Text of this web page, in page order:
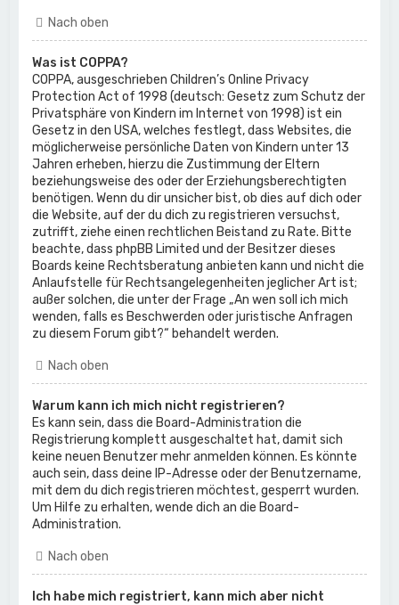
Nach oben
Was ist COPPA?
COPPA, ausgeschrieben Children’s Online Privacy
Protection Act of 1998 (deutsch: Gesetz zum Schutz der
Privatsphäre von Kindern im Internet von 1998) ist ein
Gesetz in den USA, welches festlegt, dass Websites, die
möglicherweise persönliche Daten von Kindern unter 13
Jahren erheben, hierzu die Zustimmung der Eltern
beziehungsweise des oder der Erziehungsberechtigten
benötigen. Wenn du dir unsicher bist, ob dies auf dich oder
die Website, auf der du dich zu registrieren versuchst,
zutrifft, ziehe einen rechtlichen Beistand zu Rate. Bitte
beachte, dass phpBB Limited und der Besitzer dieses
Boards keine Rechtsberatung anbieten kann und nicht die
Anlaufstelle für Rechtsangelegenheiten jeglicher Art ist;
außer solchen, die unter der Frage „An wen soll ich mich
wenden, falls es Beschwerden oder juristische Anfragen
zu diesem Forum gibt?“ behandelt werden.
Nach oben
Warum kann ich mich nicht registrieren?
Es kann sein, dass die Board-Administration die
Registrierung komplett ausgeschaltet hat, damit sich
keine neuen Benutzer mehr anmelden können. Es könnte
auch sein, dass deine IP-Adresse oder der Benutzername,
mit dem du dich registrieren möchtest, gesperrt wurden.
Um Hilfe zu erhalten, wende dich an die Board-
Administration.
Nach oben
Ich habe mich registriert, kann mich aber nicht